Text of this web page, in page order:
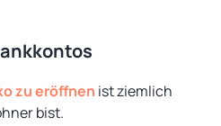
zu eröffnen ist ziemlich
bist.